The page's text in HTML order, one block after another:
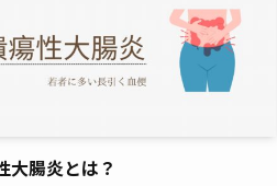
大腸炎とは？